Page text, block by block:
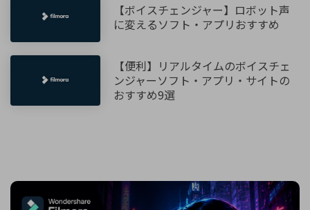
【ボイスチェンジャー】ロボット声
に変えるソフト・アプリおすすめ
【便利】リアルタイムのボイスチェ
ンジャーソフト・アプリ・サイトの
おすすめ9選